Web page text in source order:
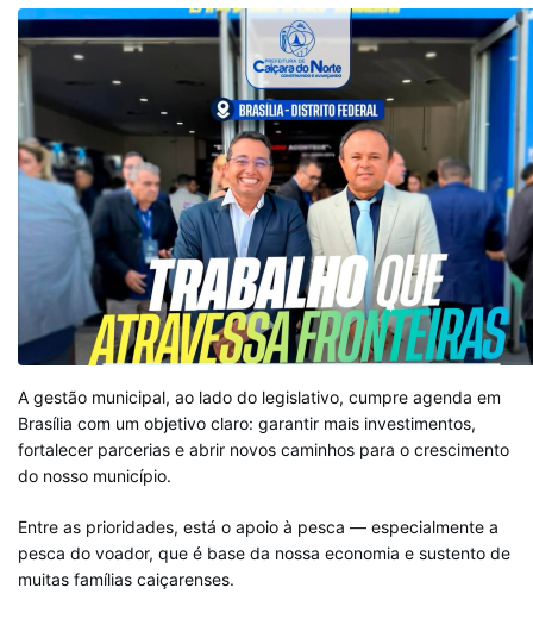
A gestão municipal, ao lado do legislativo, cumpre agenda em
Brasília com um objetivo claro: garantir mais investimentos,
fortalecer parcerias e abrir novos caminhos para o crescimento
do nosso município.
Entre as prioridades, está o apoio à pesca — especialmente a
pesca do voador, que é base da nossa economia e sustento de
muitas famílias caiçarenses.